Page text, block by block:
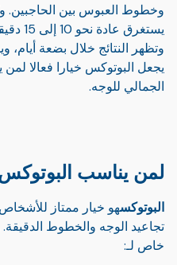
وخطوط العبوس بين الحاجبين.
وتظهر النتائج خلال بضعة
يجعل البوتوكس خيارا فعالا
الجمالي للوجه.
لمن يناسب
البوتوكسهو خيار ممتاز
تجاعيد الوجه والخطوط
خاص لـ: